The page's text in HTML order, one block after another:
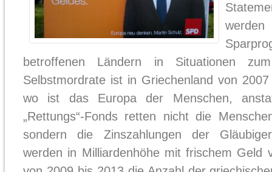
betroffenen Ländern in Situationen
Selbstmordrate ist in Griechenland von
wo ist das Europa der Menschen,
„Rettungs“-Fonds retten nicht die
sondern die Zinszahlungen der
werden in Milliardenhöhe mit frischem Geld